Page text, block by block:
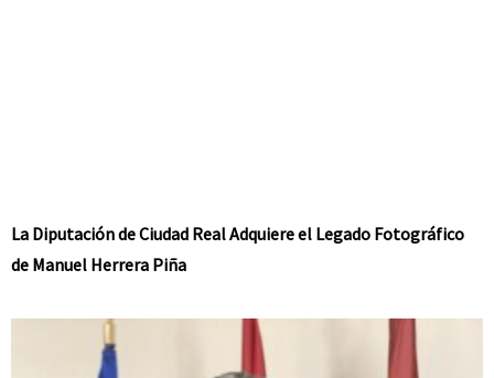
La Diputación de Ciudad Real Adquiere el Legado Fotográfico
de Manuel Herrera Piña